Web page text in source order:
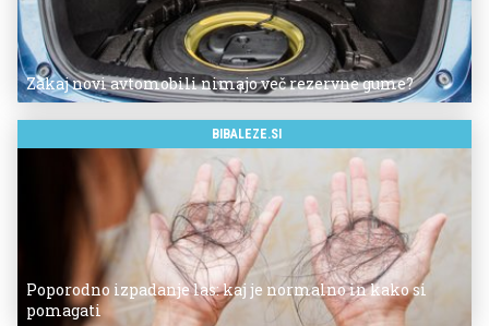
Zakaj novi avtomobili nimajo več rezervne gume?
BIBALEZE.SI
Poporodno izpadanje las: kaj je normalno in kako si
pomagati